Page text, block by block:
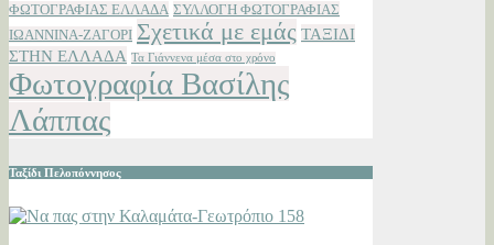
ΦΩΤΟΓΡΑΦΙΑΣ ΕΛΛΑΔΑ ΣΥΛΛΟΓΗ ΦΩΤΟΓΡΑΦΙΑΣ
ΙΩΑΝΝΙΝΑ-ΖΑΓΟΡΙ Σχετικά με εμάς ΤΑΞΙΔΙ
ΣΤΗΝ ΕΛΛΑΔΑ Τα Γιάννενα μέσα στο χρόνο
Φωτογραφία Βασίλης
Λάππας
Ταξίδι Πελοπόννησος